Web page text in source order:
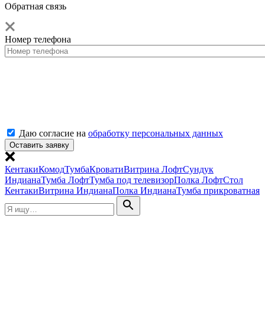
Обратная связь
Номер телефона
Даю согласие на обработку персональных данных
КентакиКомодТумбаКроватиВитрина ЛофтСундук
ИндианаТумба ЛофтТумба под телевизорПолка ЛофтСтол
КентакиВитрина ИндианаПолка ИндианаТумба прикроватная